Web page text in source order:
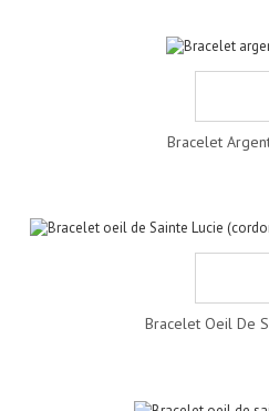
Bracelet
Bracelet Oeil De